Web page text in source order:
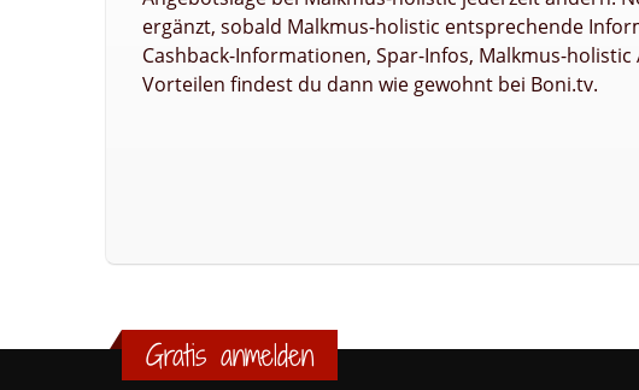
ergänzt, sobald Malkmus-holistic entsprechende
Cashback-Informationen, Spar-Infos, Malkmus-
Vorteilen findest du dann wie gewohnt bei Boni.tv.
Gratis anmelden